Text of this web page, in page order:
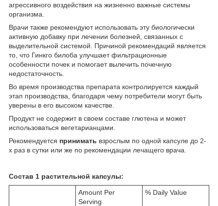
агрессивного воздействия на жизненно важные системы
организма.
Врачи также рекомендуют использовать эту биологически
активную добавку при лечении болезней, связанных с
выделительной системой. Причиной рекомендаций является
то, что Гинкго билоба улучшает фильтрационные
особенности почек и помогает вылечить почечную
недостаточность.
Во время производства препарата контролируется каждый
этап производства, благодаря чему потребители могут быть
уверены в его высоком качестве.
Продукт не содержит в своем составе глютена и может
использоваться вегетарианцами.
Рекомендуется принимать взрослым по одной капсуле до 2-
х раз в сутки или же по рекомендации лечащего врача.
Состав 1 растительной капсулы:
Amount Per
Serving
% Daily Value